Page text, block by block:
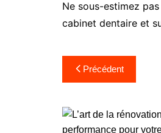
Ne sous-estimez
cabinet dentaire et
Navigation
de
l’article
Précédent